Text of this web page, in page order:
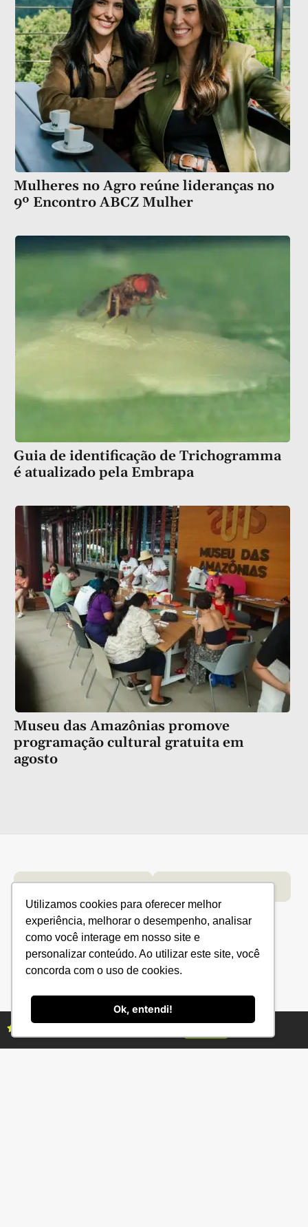
Utilizamos cookies para oferecer melhor
experiência, melhorar o desempenho, analisar
como você interage em nosso site e
personalizar conteúdo. Ao utilizar este site, você
concorda com o uso de cookies.
Ok, entendi!
Mulheres no Agro reúne lideranças no
9º Encontro ABCZ Mulher
Guia de identificação de Trichogramma
é atualizado pela Embrapa
Museu das Amazônias promove
programação cultural gratuita em
agosto
Conteúdo Grãos
Florestas Hortifrúti
Categorias Eventos
IBGE
CONAB
EMBRAPA
Fale conosco
Política de Privacidade